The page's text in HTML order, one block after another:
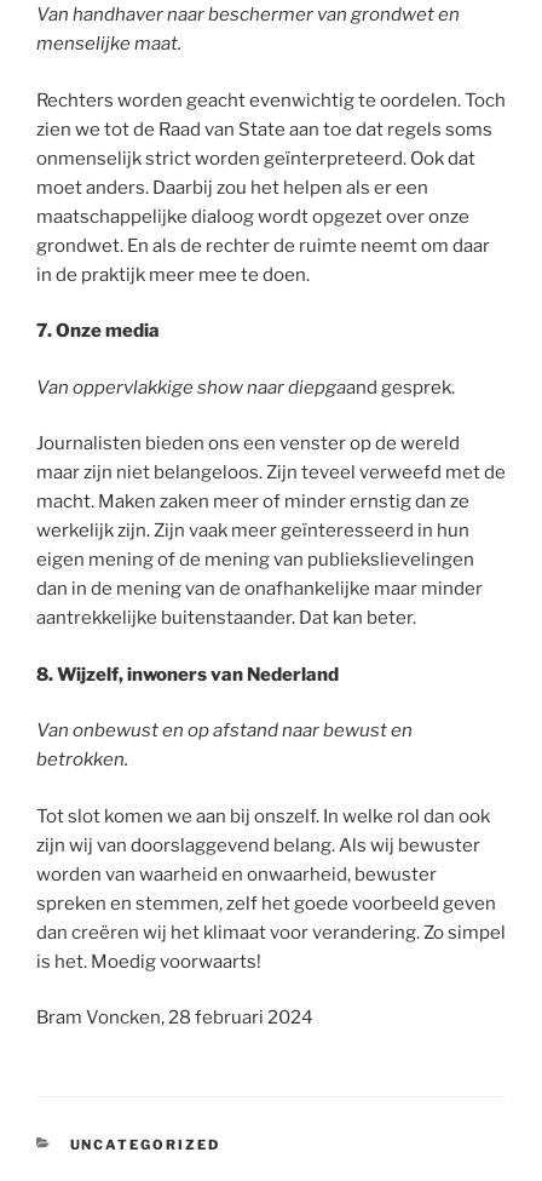
Van handhaver naar beschermer van grondwet en
menselijke maat.
Rechters worden geacht evenwichtig te oordelen. Toch
zien we tot de Raad van State aan toe dat regels soms
onmenselijk strict worden geïnterpreteerd. Ook dat
moet anders. Daarbij zou het helpen als er een
maatschappelijke dialoog wordt opgezet over onze
grondwet. En als de rechter de ruimte neemt om daar
in de praktijk meer mee te doen.
7. Onze media
Van oppervlakkige show naar diepgaand gesprek.
Journalisten bieden ons een venster op de wereld
maar zijn niet belangeloos. Zijn teveel verweefd met de
macht. Maken zaken meer of minder ernstig dan ze
werkelijk zijn. Zijn vaak meer geïnteresseerd in hun
eigen mening of de mening van publiekslievelingen
dan in de mening van de onafhankelijke maar minder
aantrekkelijke buitenstaander. Dat kan beter.
8. Wijzelf, inwoners van Nederland
Van onbewust en op afstand naar bewust en
betrokken.
Tot slot komen we aan bij onszelf. In welke rol dan ook
zijn wij van doorslaggevend belang. Als wij bewuster
worden van waarheid en onwaarheid, bewuster
spreken en stemmen, zelf het goede voorbeeld geven
dan creëren wij het klimaat voor verandering. Zo simpel
is het. Moedig voorwaarts!
Bram Voncken, 28 februari 2024
CATEGORIEËN
UNCATEGORIZED